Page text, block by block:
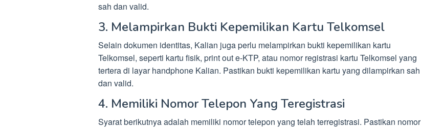
sah dan valid.
3. Melampirkan Bukti Kepemilikan Kartu Telkomsel
Selain dokumen identitas, Kalian juga perlu melampirkan bukti kepemilikan kartu
Telkomsel, seperti kartu fisik, print out e-KTP, atau nomor registrasi kartu Telkomsel yang
tertera di layar handphone Kalian. Pastikan bukti kepemilikan kartu yang dilampirkan sah
dan valid.
4. Memiliki Nomor Telepon Yang Teregistrasi
Syarat berikutnya adalah memiliki nomor telepon yang telah terregistrasi. Pastikan nomor